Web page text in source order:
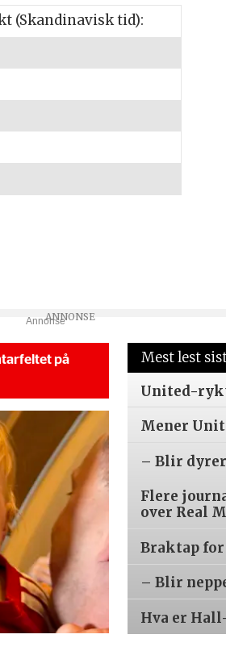
(Skandinavisk tid):
Annonse
på
Mest lest
United-
Mener
– Blir
Flere
over Real
Braktap for
– Blir
Hva er